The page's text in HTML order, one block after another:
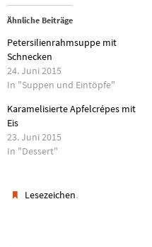
Ähnliche Beiträge
Petersilienrahmsuppe mit
Schnecken
24. Juni 2015
In "Suppen und Eintöpfe"
Karamelisierte Apfelcrépes mit
Eis
23. Juni 2015
In "Dessert"
Lesezeichen.